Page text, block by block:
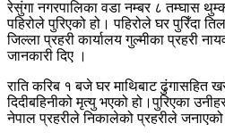
रेसुंगा नगरपालिका वडा नम्बर ८ तम्घास
पहिरोले पुरिएको हो। पहिरोले घर पुरिँदा
जिल्ला प्रहरी कार्यालय गुल्मीका प्रहरी
जानकारी दिए ।
राति करिब १ बजे घर माथिबाट ढुंगासहित
दिदीबहिनीको मृत्यु भएको हो।पुरिएका
नेपाल प्रहरीले निकालेको प्रहरीले